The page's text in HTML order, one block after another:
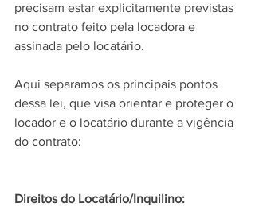
precisam estar explicitamente previstas
no contrato feito pela locadora e
assinada pelo locatário.
Aqui separamos os principais pontos
dessa lei, que visa orientar e proteger o
locador e o locatário durante a vigência
do contrato:
Direitos do Locatário/Inquilino: